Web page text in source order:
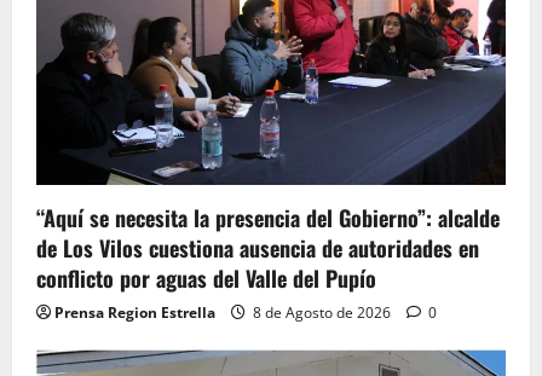
“Aquí se necesita la presencia del Gobierno”: alcalde
de Los Vilos cuestiona ausencia de autoridades en
conflicto por aguas del Valle del Pupío
Prensa Region Estrella 8 de Agosto de 2026 0